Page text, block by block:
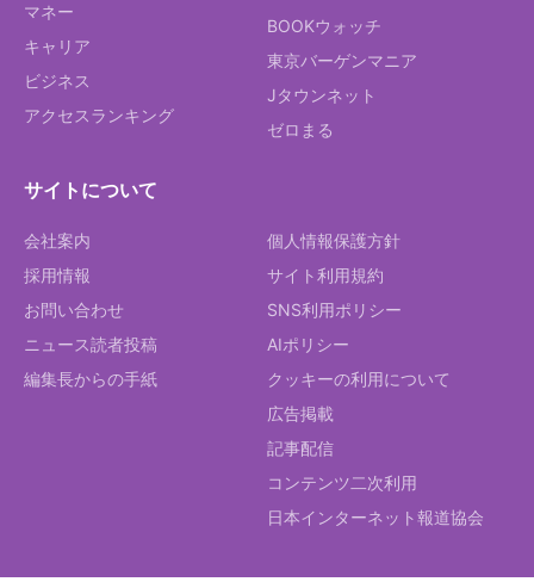
マネー
キャリア
ビジネス
アクセスランキング
BOOKウォッチ
東京バーゲンマニア
Jタウンネット
ゼロまる
サイトについて
会社案内
採用情報
お問い合わせ
ニュース読者投稿
編集長からの手紙
個人情報保護方針
サイト利用規約
SNS利用ポリシー
AIポリシー
クッキーの利用について
広告掲載
記事配信
コンテンツ二次利用
日本インターネット報道協会